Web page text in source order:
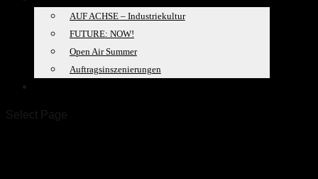
AUF ACHSE – Industriekultur
FUTURE: NOW!
Open Air Summer
Auftragsinszenierungen
Select Page